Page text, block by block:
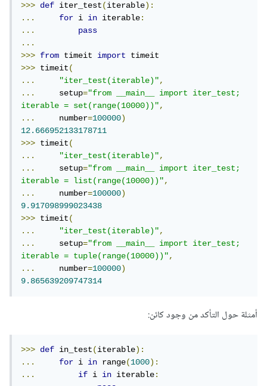
>>> def iter_test(iterable):
...
for i in iterable:
...
pass
...
>>>
from timeit import
>>> timeit(
...
"iter_test(iterable)",
...
     setup
="from __main__ import iter_test;
iterable = set(range(10000))",
...
     number
=100000)
12.666952133178711
>>> timeit(
...
"iter_test(iterable)",
...
     setup
="from __main__ import iter_test;
iterable = list(range(10000))",
...
     number
=100000)
9.917098999023438
>>> timeit(
...
"iter_test(iterable)",
...
     setup
="from __main__ import iter_test;
iterable = tuple(range(10000))",
...
     number
=100000)
9.865639209747314
أمثلة حول التأكد من وجود كائن:
>>> def in_test(iterable):
...
for i in range(1000):
...
if i in iterable: